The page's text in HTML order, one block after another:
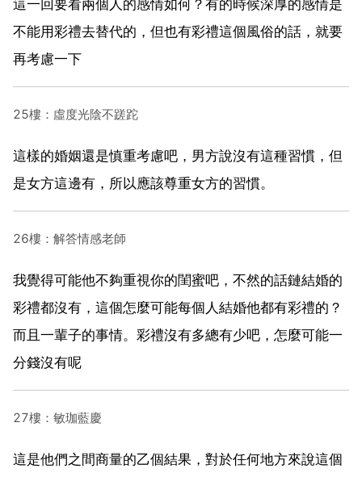
這一回要看兩個人的感情如何？有的時候深厚的感情是
不能用彩禮去替代的，但也有彩禮這個風俗的話，就要
再考慮一下
25樓：虛度光陰不蹉跎
這樣的婚姻還是慎重考慮吧，男方說沒有這種習慣，但
是女方這邊有，所以應該尊重女方的習慣。
26樓：解答情感老師
我覺得可能他不夠重視你的閨蜜吧，不然的話鏈結婚的
彩禮都沒有，這個怎麼可能每個人結婚他都有彩禮的？
而且一輩子的事情。彩禮沒有多總有少吧，怎麼可能一
分錢沒有呢
27樓：敏珈藍慶
這是他們之間商量的乙個結果，對於任何地方來說這個